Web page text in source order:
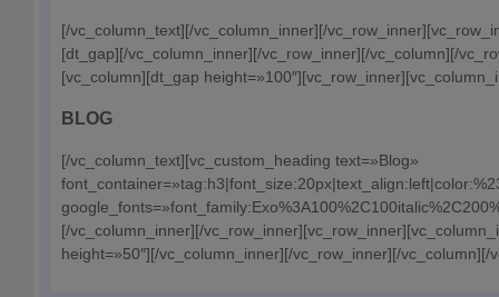
[/vc_column_text][/vc_column_inner][/
[dt_gap][/vc_column_inner][/vc_row_inner][/vc_column][/
[vc_column][dt_gap
BLOG
[/vc_column_text][vc_custom_heading text=»Blog»
[/vc_column_inner][/
height=»50″][/vc_column_inner][/vc_row_inner][/vc_column][/